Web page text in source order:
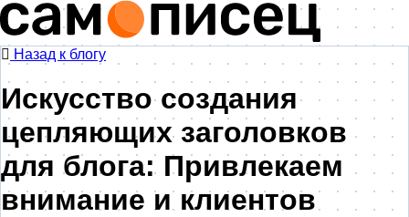
Назад к блогу
Искусство создания
цепляющих заголовков
для блога: Привлекаем
внимание и клиентов